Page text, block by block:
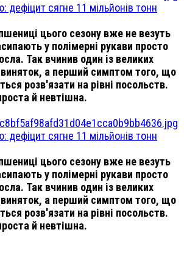
дефіцит сягне 11 мільйонів тонн
цього сезону вже не везуть
у полімерні рукави просто
Так вчинив один із великих
виняток, а перший симптом того, що
розв'язати на рівні посольств.
й невтішна.
дефіцит сягне 11 мільйонів тонн
цього сезону вже не везуть
у полімерні рукави просто
Так вчинив один із великих
виняток, а перший симптом того, що
розв'язати на рівні посольств.
й невтішна.